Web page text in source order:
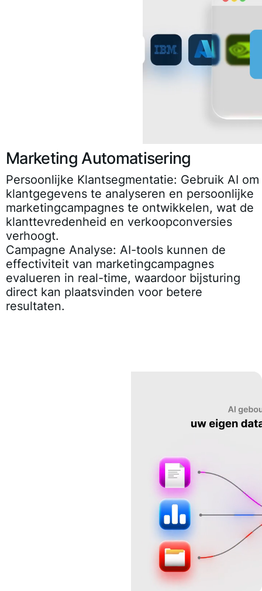
Marketing Automatisering
Persoonlijke Klantsegmentatie: Gebruik AI om
klantgegevens te analyseren en persoonlijke
marketingcampagnes te ontwikkelen, wat de
klanttevredenheid en verkoopconversies
verhoogt.
Campagne Analyse: AI-tools kunnen de
effectiviteit van marketingcampagnes
evalueren in real-time, waardoor bijsturing
direct kan plaatsvinden voor betere
resultaten.